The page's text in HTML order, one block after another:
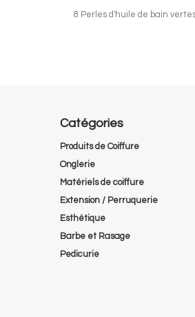
8 Perles d'huile de bain
Catégories
Produits de Coiffure
Onglerie
Matériels de coiffure
Extension / Perruquerie
Esthétique
Barbe et Rasage
Pedicurie